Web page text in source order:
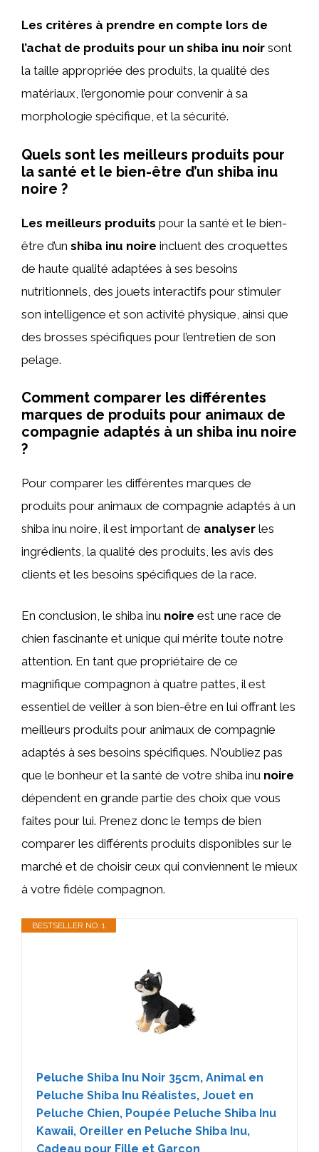
Les critères à prendre en compte lors de
l’achat de produits pour un shiba inu noir sont
la taille appropriée des produits, la qualité des
matériaux, l’ergonomie pour convenir à sa
morphologie spécifique, et la sécurité.
Quels sont les meilleurs produits pour
la santé et le bien-être d’un shiba inu
noire ?
Les meilleurs produits pour la santé et le bien-
être d’un shiba inu noire incluent des croquettes
de haute qualité adaptées à ses besoins
nutritionnels, des jouets interactifs pour stimuler
son intelligence et son activité physique, ainsi que
des brosses spécifiques pour l’entretien de son
pelage.
Comment comparer les différentes
marques de produits pour animaux de
compagnie adaptés à un shiba inu noire
?
Pour comparer les différentes marques de
produits pour animaux de compagnie adaptés à un
shiba inu noire, il est important de analyser les
ingrédients, la qualité des produits, les avis des
clients et les besoins spécifiques de la race.
En conclusion, le shiba inu noire est une race de
chien fascinante et unique qui mérite toute notre
attention. En tant que propriétaire de ce
magnifique compagnon à quatre pattes, il est
essentiel de veiller à son bien-être en lui offrant les
meilleurs produits pour animaux de compagnie
adaptés à ses besoins spécifiques. N’oubliez pas
que le bonheur et la santé de votre shiba inu noire
dépendent en grande partie des choix que vous
faites pour lui. Prenez donc le temps de bien
comparer les différents produits disponibles sur le
marché et de choisir ceux qui conviennent le mieux
à votre fidèle compagnon.
BESTSELLER NO. 1
Peluche Shiba Inu Noir 35cm, Animal en
Peluche Shiba Inu Réalistes, Jouet en
Peluche Chien, Poupée Peluche Shiba Inu
Kawaii, Oreiller en Peluche Shiba Inu,
Cadeau pour Fille et Garçon